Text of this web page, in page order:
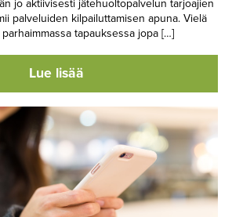
jo aktiivisesti jätehuoltopalvelun tarjoajien
palveluiden kilpailuttamisen apuna. Vielä
tapauksessa jopa […]
Lue lisää